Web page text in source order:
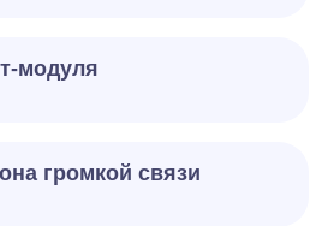
модуля
громкой связи